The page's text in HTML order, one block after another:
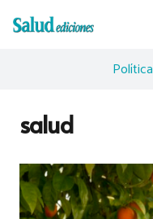
Política
salud